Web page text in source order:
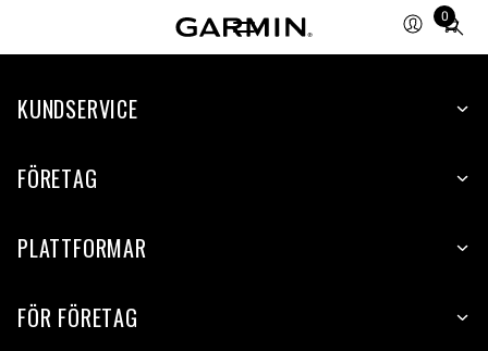
0
Total
items
cart:
KUNDSERVICE
FÖRETAG
PLATTFORMAR
FÖR FÖRETAG